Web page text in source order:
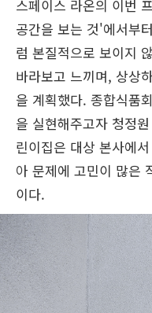
스페이스 라온의 이번
공간을 보는 것'에서부
럼 본질적으로 보이지
바라보고 느끼며, 상상
을 계획했다. 종합식품
을 실현해주고자 청정
린이집은 대상 본사에
아 문제에 고민이 많은
이다.